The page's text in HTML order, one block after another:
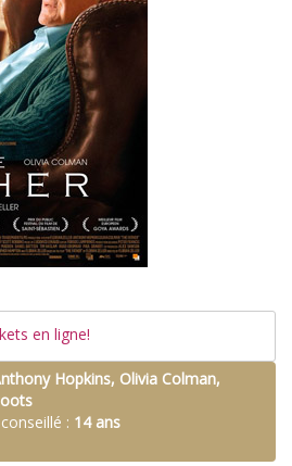
en ligne!
Hopkins, Olivia Colman,
: 14 ans